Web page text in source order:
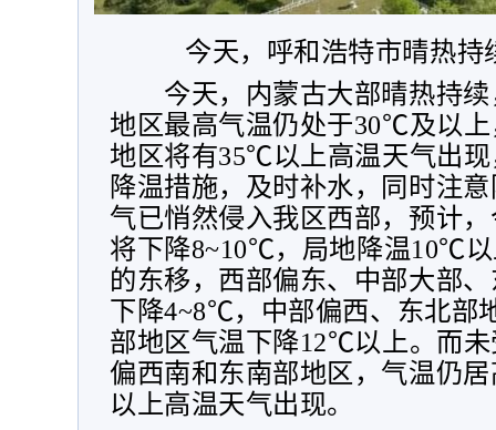
今天，呼和浩特市晴热
今天，内蒙古大部晴热持
地区最高气温仍处于30℃及以上
地区将有35℃以上高温天气出现
降温措施，及时补水，同时注
气已悄然侵入我区西部，预计
将下降8~10℃，局地降温10℃以
的东移，西部偏东、中部大部
下降4~8℃，中部偏西、东北部
部地区气温下降12℃以上。而未
偏西南和东南部地区，气温仍
以上高温天气出现。